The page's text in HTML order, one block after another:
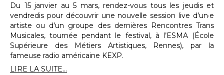
Du 15 janvier au 5 mars, rendez-vous tous les jeudis et
vendredis pour découvrir une nouvelle session live d’un·e
artiste ou d’un groupe des dernières Rencontres Trans
Musicales, tournée pendant le festival, à l’ESMA (École
Supérieure des Métiers Artistiques, Rennes), par la
fameuse radio américaine KEXP.
LIRE LA SUITE...